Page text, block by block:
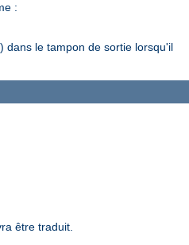
:
dans le tampon de sortie lorsqu'il
être traduit.